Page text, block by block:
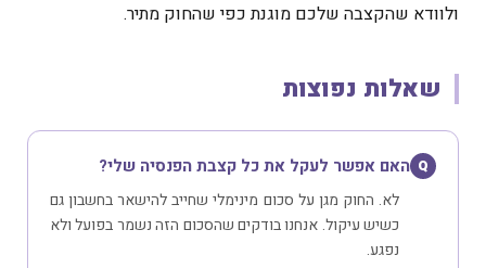
ולוודא שהקצבה שלכם מוגנת כפי שהחוק מתיר.
שאלות נפוצות
Q האם אפשר לעקל את כל קצבת הפנסיה שלי?
לא. החוק מגן על סכום מינימלי שחייב להישאר בחשבון גם
כשיש עיקול. אנחנו בודקים שהסכום הזה נשמר בפועל ולא
נפגע.